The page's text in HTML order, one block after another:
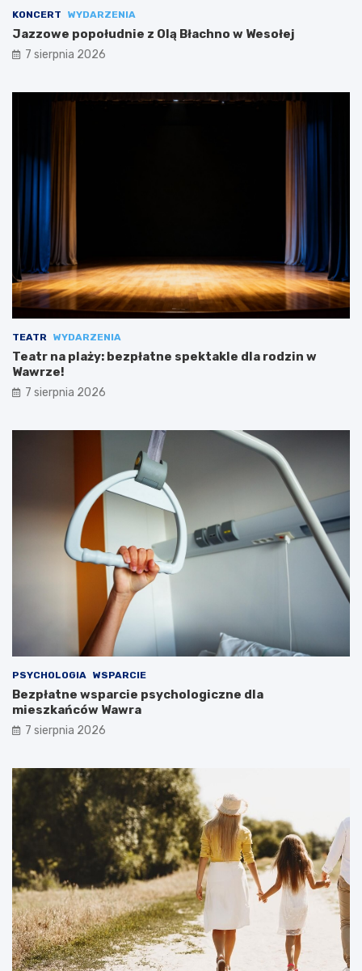
KONCERT WYDARZENIA
Jazzowe popołudnie z Olą Błachno w Wesołej
7 sierpnia 2026
TEATR WYDARZENIA
Teatr na plaży: bezpłatne spektakle dla rodzin w
Wawrze!
7 sierpnia 2026
PSYCHOLOGIA WSPARCIE
Bezpłatne wsparcie psychologiczne dla
mieszkańców Wawra
7 sierpnia 2026